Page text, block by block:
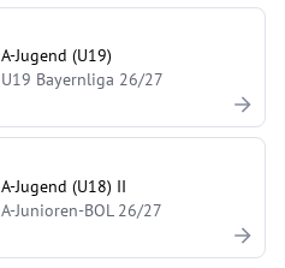
A-Jugend (U19)
U19 Bayernliga 26/27
A-Jugend (U18) II
A-Junioren-BOL 26/27